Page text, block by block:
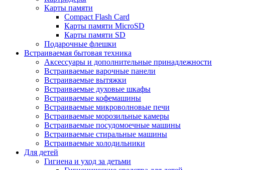
Карты памяти
Compact Flash Card
Карты памяти MicroSD
Карты памяти SD
Подарочные флешки
Встраиваемая бытовая техника
Аксессуары и дополнительные принадлежности
Встраиваемые варочные панели
Встраиваемые вытяжки
Встраиваемые духовые шкафы
Встраиваемые кофемашины
Встраиваемые микроволновые печи
Встраиваемые морозильные камеры
Встраиваемые посудомоечные машины
Встраиваемые стиральные машины
Встраиваемые холодильники
Для детей
Гигиена и уход за детьми